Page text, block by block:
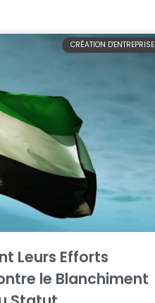
CRÉATION D'ENTREPRISE
Leurs Efforts
le Blanchiment